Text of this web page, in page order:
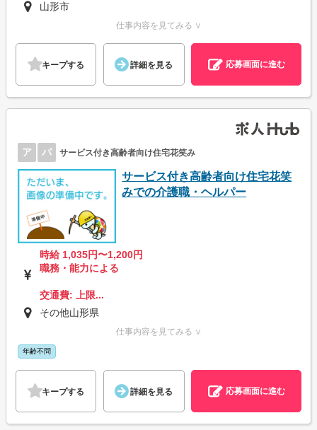
山形市
仕事内容を見てみる ∨
キープする 詳細を見る 応募画面に進む
ア パ サービス付き高齢者向け住宅花笑み
サービス付き高齢者向け住宅花笑
みでの介護職・ヘルパー
時給 1,035円〜1,200円
職務・能力による
交通費: 上限...
その他山形県
仕事内容を見てみる ∨
年齢不問
キープする 詳細を見る 応募画面に進む